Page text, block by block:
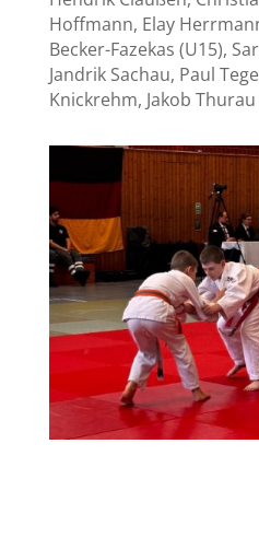
Hoffmann, Elay
Becker-Fazekas (U15),
Jandrik Sachau, Paul
Knickrehm, Jakob Thurau